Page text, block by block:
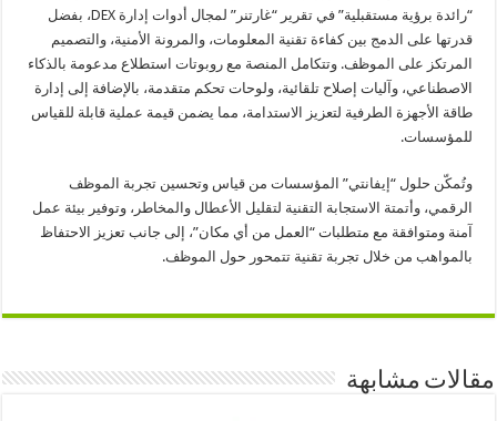
“رائدة برؤية مستقبلية” في تقرير “غارتنر” لمجال أدوات إدارة DEX، بفضل
قدرتها على الدمج بين كفاءة تقنية المعلومات، والمرونة الأمنية، والتصميم
المرتكز على الموظف. وتتكامل المنصة مع روبوتات استطلاع مدعومة بالذكاء
الاصطناعي، وآليات إصلاح تلقائية، ولوحات تحكم متقدمة، بالإضافة إلى إدارة
طاقة الأجهزة الطرفية لتعزيز الاستدامة، مما يضمن قيمة عملية قابلة للقياس
للمؤسسات.
وتُمكّن حلول “إيفانتي” المؤسسات من قياس وتحسين تجربة الموظف
الرقمي، وأتمتة الاستجابة التقنية لتقليل الأعطال والمخاطر، وتوفير بيئة عمل
آمنة ومتوافقة مع متطلبات “العمل من أي مكان”، إلى جانب تعزيز الاحتفاظ
بالمواهب من خلال تجربة تقنية تتمحور حول الموظف.
مقالات مشابهة